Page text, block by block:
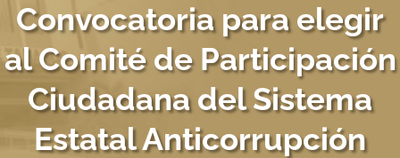
Convocatoria para elegir
al Comité de Participación
Ciudadana del Sistema
Estatal Anticorrupción